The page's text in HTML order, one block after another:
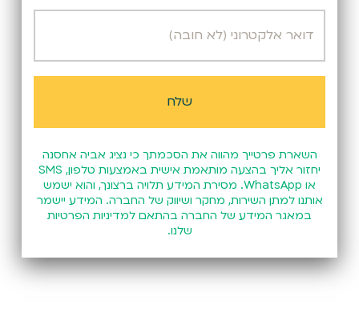
השארת פרטייך מהווה את הסכמתך כי נציג אביה אחסנה
יחזור אליך בהצעה מותאמת אישית באמצעות טלפון, SMS
או WhatsApp. מסירת המידע תלויה ברצונך, והוא ישמש
אותנו למתן השירות, מחקר ושיווק של החברה. המידע יישמר
במאגר המידע של החברה בהתאם למדיניות הפרטיות
שלנו.